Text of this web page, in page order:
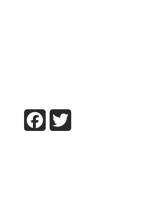
Facebook